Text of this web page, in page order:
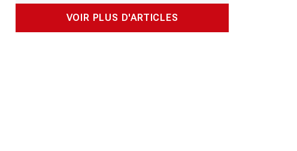
VOIR PLUS D'ARTICLES